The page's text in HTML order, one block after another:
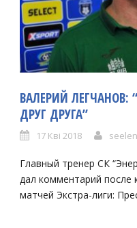
ВАЛЕРИЙ ЛЕГЧАНОВ:
ДРУГ ДРУГА”
17 Кві 2018 seelen
Главный тренер СК
дал комментарий после
матчей Экстра-лиги: